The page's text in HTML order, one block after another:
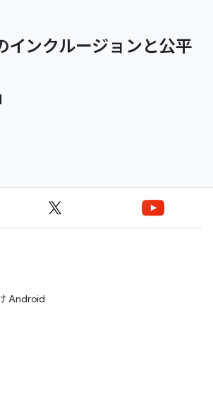
インクルージョンと公平
Android